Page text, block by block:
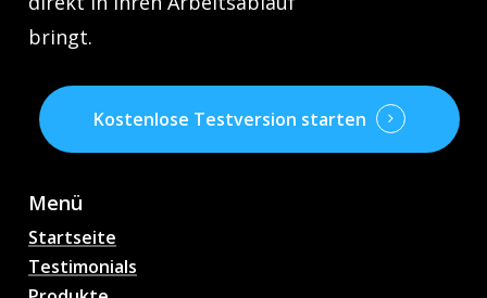
bringt.
Kostenlose Testversion starten
Menü
Startseite
Testimonials